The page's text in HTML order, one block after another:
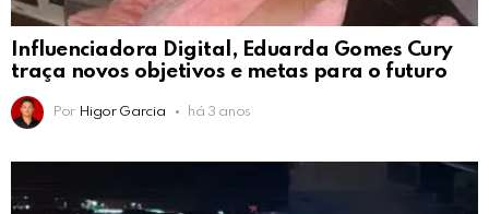
Influenciadora Digital, Eduarda Gomes Cury
traça novos objetivos e metas para o futuro
Por Higor Garcia há 3 anos